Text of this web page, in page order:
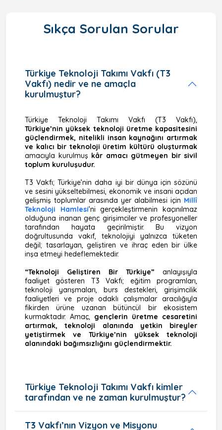
Sıkça Sorulan Sorular
Türkiye Teknoloji Takımı Vakfı (T3
Vakfı) nedir ve ne amaçla
kurulmuştur?
Türkiye Teknoloji Takımı Vakfı (T3 Vakfı),
Türkiye’nin yüksek teknoloji üretme kapasitesini
güçlendirmek, nitelikli insan kaynağını artırmak
ve kalıcı bir teknoloji üretim kültürü oluşturmak
amacıyla kurulmuş kâr amacı gütmeyen bir sivil
toplum kuruluşudur.
T3 Vakfı; Türkiye’nin daha iyi bir dünya için sözünü
ve sesini yükseltebilmesi, ekonomik ve insani açıdan
gelişmiş toplumlar arasında yer alabilmesi için Millî
Teknoloji Hamlesi’ni gerçekleştirmenin kaçınılmaz
olduğuna inanan genç girişimciler ve profesyoneller
tarafından hayata geçirilmiştir. Bu vizyon
doğrultusunda vakıf, teknolojiyi yalnızca tüketen
değil; tasarlayan, geliştiren ve ihraç eden bir ülke
inşa etmeyi hedeflemektedir.
“Teknoloji Geliştiren Bir Türkiye” anlayışıyla
faaliyet gösteren T3 Vakfı; eğitim programları,
teknoloji yarışmaları, burs destekleri, girişimcilik
faaliyetleri ve proje odaklı çalışmalar aracılığıyla
fikirden ürüne uzanan bütüncül bir ekosistem
kurmaktadır. Amaç, gençlerin üretme cesaretini
artırmak, teknoloji alanında yetkin bireyler
yetiştirmek ve Türkiye’nin yüksek teknoloji
alanındaki bağımsızlığını güçlendirmektir.
Türkiye Teknoloji Takımı Vakfı kimler
tarafından ve ne zaman kurulmuştur?
T3 Vakfı’nın Vizyon ve Misyonu